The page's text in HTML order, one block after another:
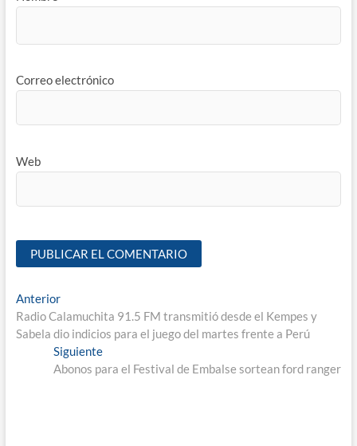
Correo electrónico
Web
Anterior
Radio Calamuchita 91.5 FM transmitió desde el Kempes y
Sabela dio indicios para el juego del martes frente a Perú
Siguiente
Abonos para el Festival de Embalse sortean ford ranger